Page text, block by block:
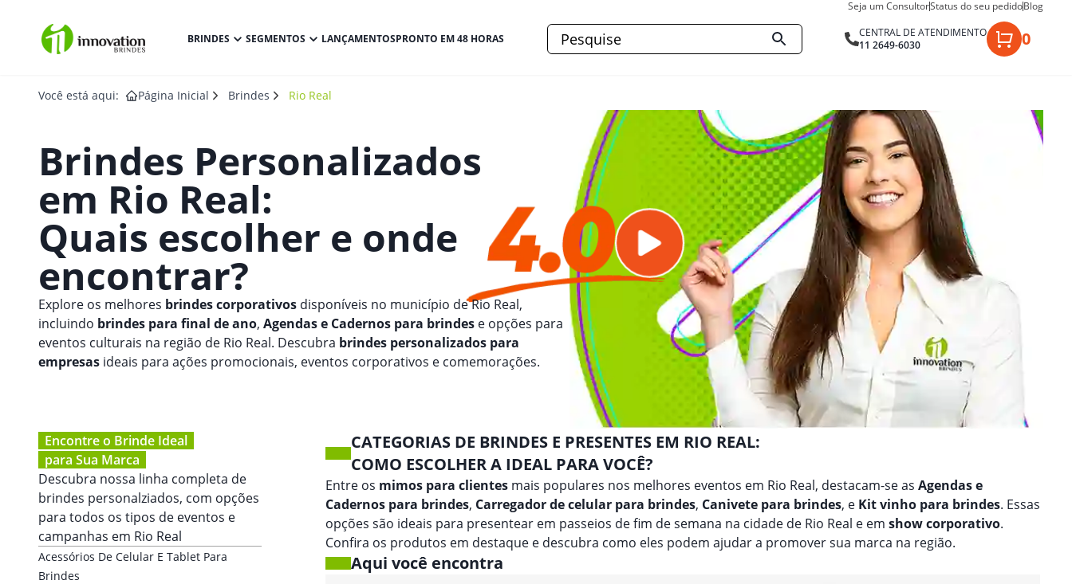
Seja um ConsultorStatus do seu pedidoBlog
BRINDES SEGMENTOS LANÇAMENTOSPRONTO EM 48 HORAS
CENTRAL DE ATENDIMENTO
11 2649-6030
0
Você está aqui: Página Inicial Brindes Rio Real
Brindes Personalizados
em Rio Real:
Quais escolher e onde
encontrar?
Explore os melhores brindes corporativos disponíveis no município de Rio Real,
incluindo brindes para final de ano, Agendas e Cadernos para brindes e opções para
eventos culturais na região de Rio Real. Descubra brindes personalizados para
empresas ideais para ações promocionais, eventos corporativos e comemorações.
Encontre o Brinde Ideal
para Sua Marca
Descubra nossa linha completa de
brindes personalziados, com opções
para todos os tipos de eventos e
campanhas em Rio Real
Acessórios De Celular E Tablet Para
Brindes
CATEGORIAS DE BRINDES E PRESENTES EM RIO REAL:
COMO ESCOLHER A IDEAL PARA VOCÊ?
Entre os mimos para clientes mais populares nos melhores eventos em Rio Real, destacam-se as Agendas e
Cadernos para brindes, Carregador de celular para brindes, Canivete para brindes, e Kit vinho para brindes. Essas
opções são ideais para presentear em passeios de fim de semana na cidade de Rio Real e em show corporativo.
Confira os produtos em destaque e descubra como eles podem ajudar a promover sua marca na região.
Aqui você encontra